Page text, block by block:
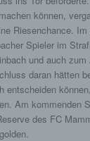
können,
Riesenchance.
Spieler im
und auch zum
daran hätten
entscheiden
Am kommenden
des FC